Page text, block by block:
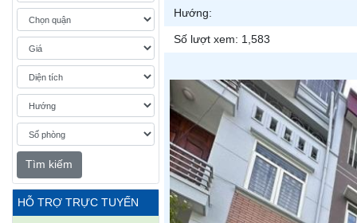
Tìm kiếm
HỖ TRỢ TRỰC TUYẾN
Hướng:
Số lượt xem: 1,583